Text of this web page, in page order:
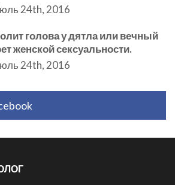
24th, 2016
голова у дятла или вечный
женской сексуальности.
24th, 2016